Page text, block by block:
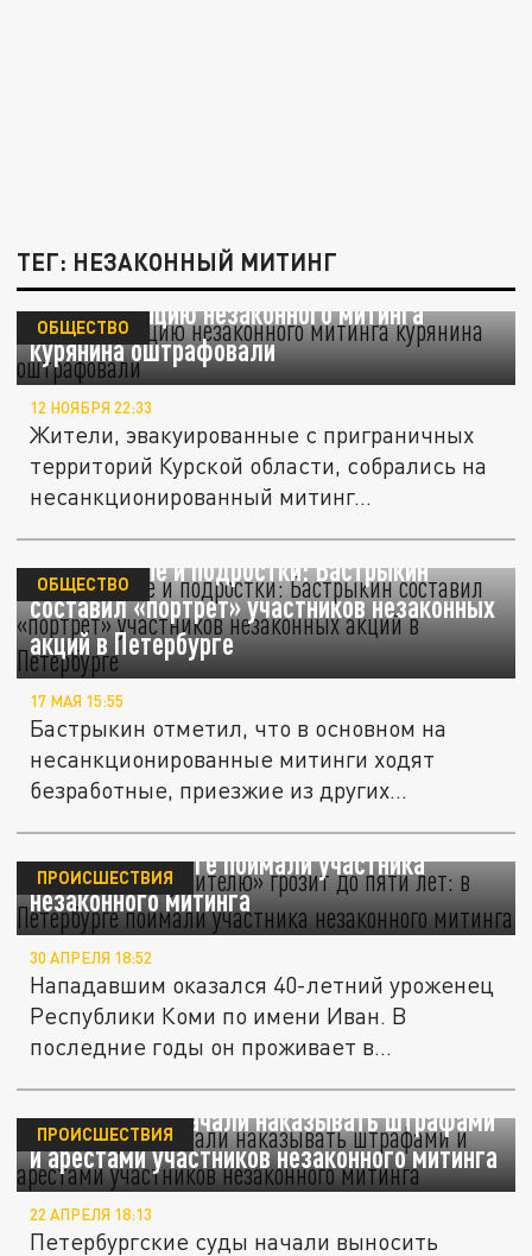
ТЕГ: НЕЗАКОННЫЙ МИТИНГ
За организацию незаконного митинга
курянина оштрафовали
ОБЩЕСТВО
12 НОЯБРЯ 22:33
Жители, эвакуированные с приграничных
территорий Курской области, собрались на
несанкционированный митинг...
Безработные и подростки: Бастрыкин
составил «портрет» участников незаконных
акций в Петербурге
ОБЩЕСТВО
17 МАЯ 15:55
Бастрыкин отметил, что в основном на
несанкционированные митинги ходят
безработные, приезжие из других...
«Спасителю-душителю» грозит до пяти
лет: в Петербурге поймали участника
незаконного митинга
ПРОИСШЕСТВИЯ
30 АПРЕЛЯ 18:52
Нападавшим оказался 40-летний уроженец
Республики Коми по имени Иван. В
последние годы он проживает в...
В Петербурге начали наказывать штрафами
и арестами участников незаконного митинга
ПРОИСШЕСТВИЯ
22 АПРЕЛЯ 18:13
Петербургские суды начали выносить